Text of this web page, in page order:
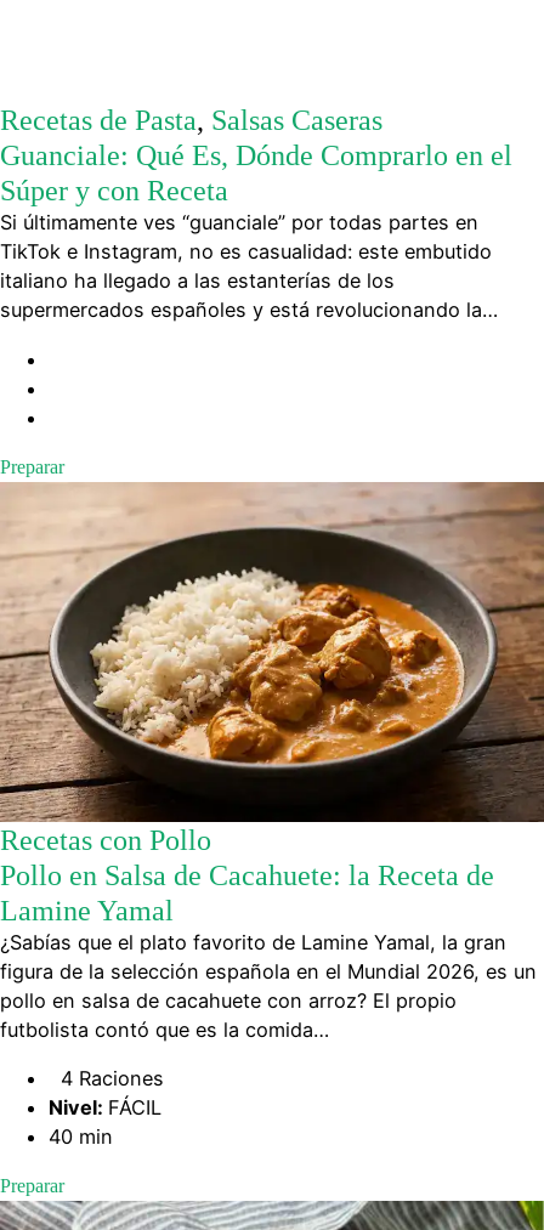
Recetas de Pasta, Salsas Caseras
Guanciale: Qué Es, Dónde Comprarlo en el
Súper y con Receta
Si últimamente ves “guanciale” por todas partes en
TikTok e Instagram, no es casualidad: este embutido
italiano ha llegado a las estanterías de los
supermercados españoles y está revolucionando la…
Preparar
Recetas con Pollo
Pollo en Salsa de Cacahuete: la Receta de
Lamine Yamal
¿Sabías que el plato favorito de Lamine Yamal, la gran
figura de la selección española en el Mundial 2026, es un
pollo en salsa de cacahuete con arroz? El propio
futbolista contó que es la comida…
4 Raciones
Nivel: FÁCIL
40 min
Preparar